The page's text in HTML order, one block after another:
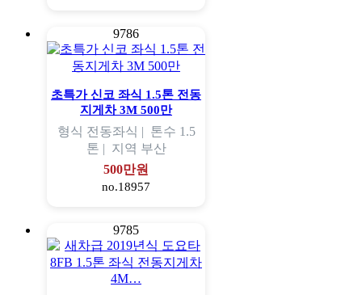
9786
초특가 신코 좌식 1.5톤 전동
지게차 3M 500만
형식 전동좌식 | 톤수 1.5
톤 | 지역 부산
500만원
no.18957
9785